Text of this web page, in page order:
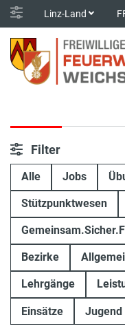
Linz-Land
Filter
Alle Jobs
Stützpunktwesen
Bezirke
Lehrgänge
Einsätze Jugend